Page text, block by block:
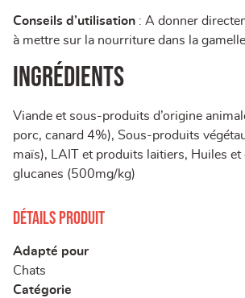
Conseils d’utilisation : A donner
à mettre sur la nourriture dans la
Ingrédients
Viande et sous-produits d’origine
porc, canard 4%), Sous-produits
maïs), LAIT et produits laitiers, Huiles et
glucanes (500mg/kg)
Détails produit
Adapté pour
Chats
Catégorie